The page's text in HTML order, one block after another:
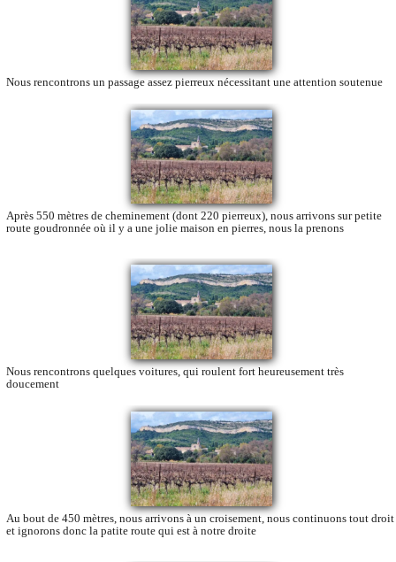
Nous rencontrons un passage assez pierreux nécessitant une attention soutenue
Après 550 mètres de cheminement (dont 220 pierreux), nous arrivons sur petite
route goudronnée où il y a une jolie maison en pierres, nous la prenons
Nous rencontrons quelques voitures, qui roulent fort heureusement très
doucement
Au bout de 450 mètres, nous arrivons à un croisement, nous continuons tout droit
et ignorons donc la patite route qui est à notre droite